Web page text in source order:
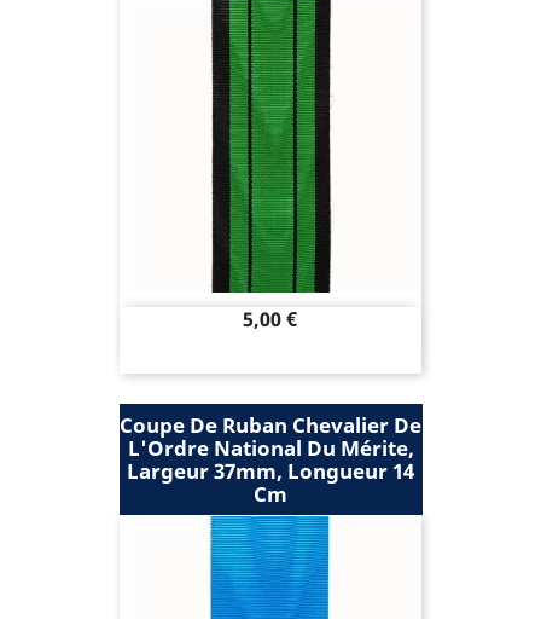
Prix
5,00 €
Coupe De Ruban Chevalier De
L'Ordre National Du Mérite,
Largeur 37mm, Longueur 14
Cm